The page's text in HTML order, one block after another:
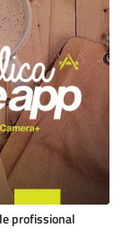
profissional